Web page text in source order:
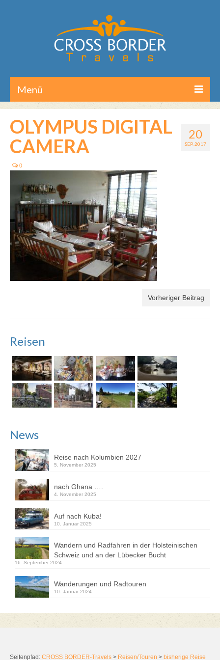
Menü
Reisen/Touren
Aktuelles
Kontakt
20
SEP. 2017
OLYMPUS DIGITAL
CAMERA
0
Vorheriger Beitrag
Reisen
News
Reise nach Kolumbien 2027
5. November 2025
nach Ghana ….
4. November 2025
Auf nach Kuba!
10. Januar 2025
Wandern und Radfahren in der Holsteinischen
Schweiz und an der Lübecker Bucht
16. September 2024
Wanderungen und Radtouren
10. Januar 2024
Seitenpfad: CROSS BORDER-Travels > Reisen/Touren > bisherige Reise